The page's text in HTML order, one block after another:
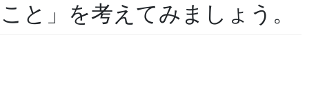
と」を考えてみましょう。